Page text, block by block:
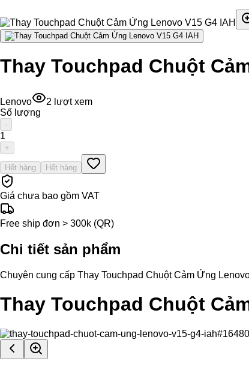
Thay Touchpad Chuột
Lenovo 2 lượt xem
Số lượng
-
1
+
Hết hàng Hết hàng
Giá chưa bao gồm VAT
Free ship đơn > 300k (QR)
Chi tiết sản phẩm
Chuyên cung cấp Thay Touchpad Chuột Cảm Ứng
Thay Touchpad Chuột